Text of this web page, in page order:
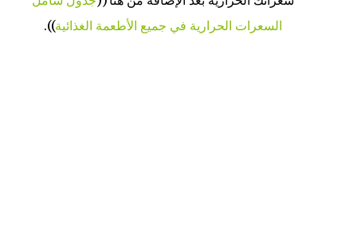
السعرات الحرارية في جميع الأطعمة الغذائية)).